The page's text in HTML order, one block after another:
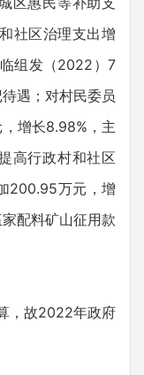
社区治理支出增
组发（2022）7
遇；对村民委员
增长8.98%，主
高行政村和社区
200.95万元，增
配料矿山征用款
故2022年政府